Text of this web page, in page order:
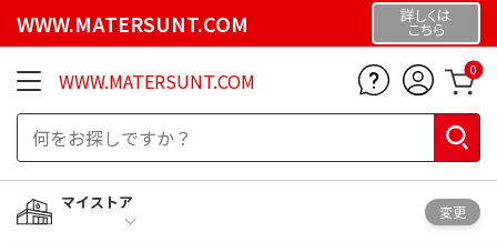
WWW.MATERSUNT.COM 詳しくは
こちら
WWW.MATERSUNT.COM 0
マイストア
変更